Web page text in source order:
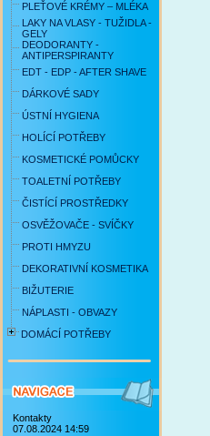
PLEŤOVÉ KRÉMY – MLÉKA
LAKY NA VLASY - TUŽIDLA -
GELY
DEODORANTY -
ANTIPERSPIRANTY
EDT - EDP - AFTER SHAVE
DÁRKOVÉ SADY
ÚSTNÍ HYGIENA
HOLÍCÍ POTŘEBY
KOSMETICKÉ POMŮCKY
TOALETNÍ POTŘEBY
ČISTÍCÍ PROSTŘEDKY
OSVĚŽOVAČE - SVÍČKY
PROTI HMYZU
DEKORATIVNÍ KOSMETIKA
BIŽUTERIE
NÁPLASTI - OBVAZY
DOMÁCÍ POTŘEBY
Kontakty
07.08.2024 14:59